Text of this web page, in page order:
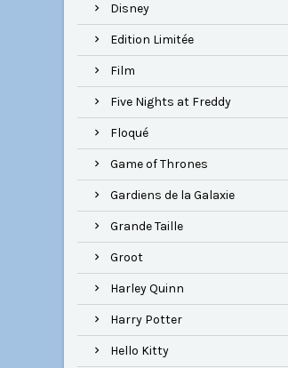
Disney
Edition Limitée
Film
Five Nights at Freddy
Floqué
Game of Thrones
Gardiens de la Galaxie
Grande Taille
Groot
Harley Quinn
Harry Potter
Hello Kitty